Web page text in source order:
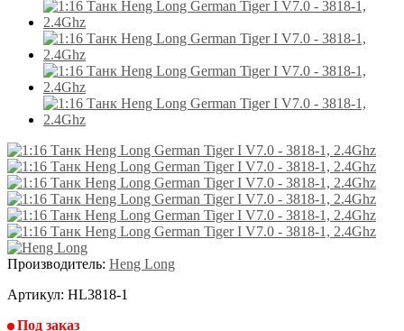
Производитель: Heng Long
Артикул: HL3818-1
Под заказ